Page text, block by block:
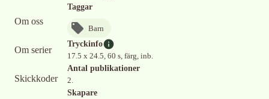
Om oss
Om serier
Skickkoder
Taggar
Barn
Tryckinfo
17.5 x 24.5, 60 s, färg, inb.
Antal publikationer
2.
Skapare